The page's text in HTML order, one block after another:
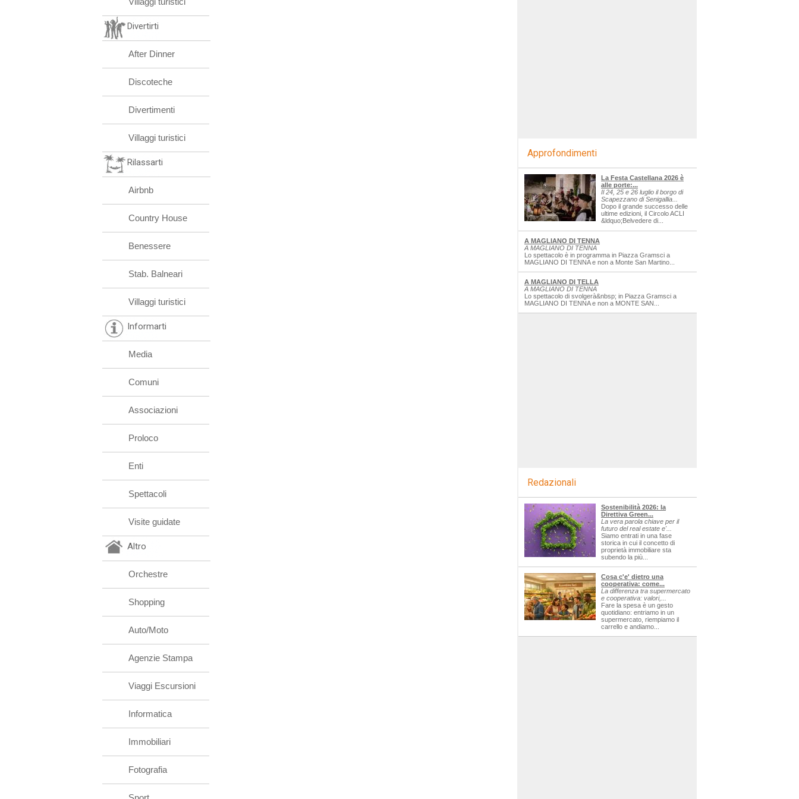
Divertirti
After Dinner
Discoteche
Divertimenti
Villaggi turistici
Rilassarti
Airbnb
Country House
Benessere
Stab. Balneari
Villaggi turistici
Informarti
Media
Comuni
Associazioni
Proloco
Enti
Spettacoli
Visite guidate
Altro
Orchestre
Shopping
Auto/Moto
Agenzie Stampa
Viaggi Escursioni
Informatica
Immobiliari
Fotografia
Approfondimenti
La Festa Castellana 2026 è
alle porte:...
Il 24, 25 e 26 luglio il borgo di
Scapezzano di Senigallia...
Dopo il grande successo delle
ultime edizioni, il Circolo ACLI
&ldquo;Belvedere di...
A MAGLIANO DI TENNA
A MAGLIANO DI TENNA
Lo spettacolo è in programma in Piazza Gramsci a
MAGLIANO DI TENNA e non a Monte San Martino...
A MAGLIANO DI TELLA
A MAGLIANO DI TENNA
Lo spettacolo di svolgerà&nbsp; in Piazza Gramsci a
MAGLIANO DI TENNA e non a MONTE SAN...
Redazionali
Sostenibilità 2026: la
Direttiva Green...
La vera parola chiave per il
futuro del real estate e'...
Siamo entrati in una fase
storica in cui il concetto di
proprietà immobiliare sta
subendo la più...
Cosa c'e' dietro una
cooperativa: come...
La differenza tra supermercato
e cooperativa: valori,...
Fare la spesa è un gesto
quotidiano: entriamo in un
supermercato, riempiamo il
carrello e andiamo...